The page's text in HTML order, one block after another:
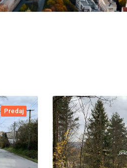
Predaj